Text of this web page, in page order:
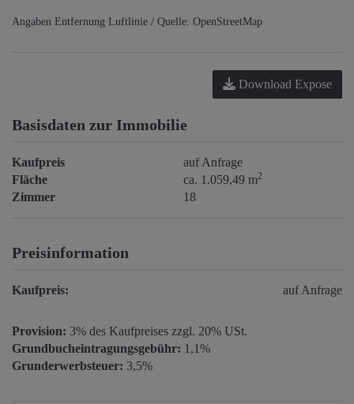
Angaben Entfernung Luftlinie / Quelle: OpenStreetMap
Download Expose
Basisdaten zur Immobilie
Kaufpreis
auf Anfrage
Fläche
ca. 1.059,49 m2
Zimmer 18
Preisinformation
Kaufpreis: auf Anfrage
Provision: 3% des Kaufpreises zzgl. 20% USt.
Grundbucheintragungsgebühr: 1,1%
Grunderwerbsteuer: 3,5%